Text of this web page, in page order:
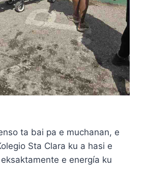
ta bai pa e muchanan, e
Sta Clara ku a hasi e
e energía ku